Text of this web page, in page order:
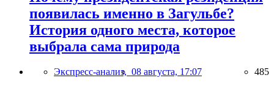
появилась именно в Загульбе?
История одного места, которое
выбрала сама природа
Экспресс-анализ, 08 августа, 17:07 485